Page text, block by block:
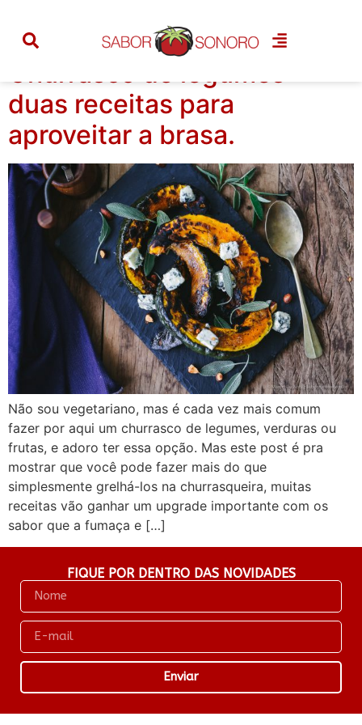
Tag: babaganoush
Churrasco de legumes –
duas receitas para
aproveitar a brasa.
Não sou vegetariano, mas é cada vez mais comum
fazer por aqui um churrasco de legumes, verduras ou
frutas, e adoro ter essa opção. Mas este post é pra
mostrar que você pode fazer mais do que
simplesmente grelhá-los na churrasqueira, muitas
receitas vão ganhar um upgrade importante com os
sabor que a fumaça e […]
FIQUE POR DENTRO DAS NOVIDADES
Enviar